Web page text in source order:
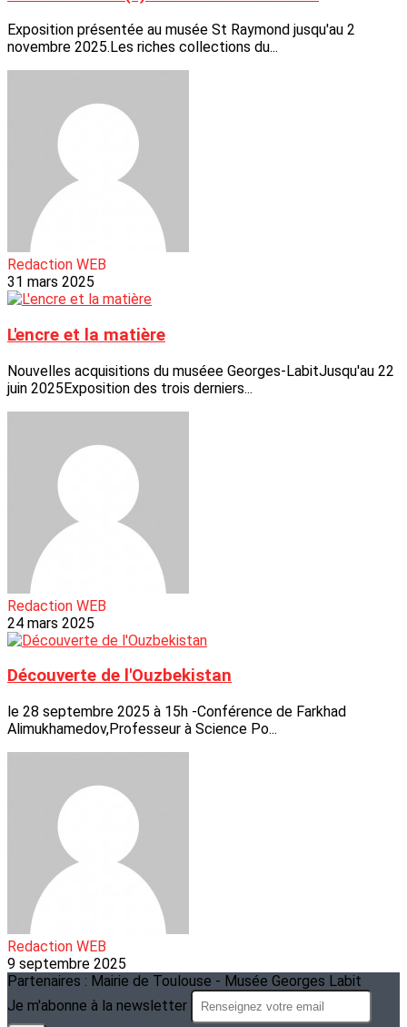
Exposition présentée au musée St Raymond jusqu'au 2
novembre 2025.Les riches collections du...
Redaction WEB
31 mars 2025
L'encre et la matière
Nouvelles acquisitions du muséee Georges-LabitJusqu'au 22
juin 2025Exposition des trois derniers...
Redaction WEB
24 mars 2025
Découverte de l'Ouzbekistan
le 28 septembre 2025 à 15h -Conférence de Farkhad
Alimukhamedov,Professeur à Science Po...
Redaction WEB
9 septembre 2025
Partenaires : Mairie de Toulouse - Musée Georges Labit
Je m'abonne à la newsletter